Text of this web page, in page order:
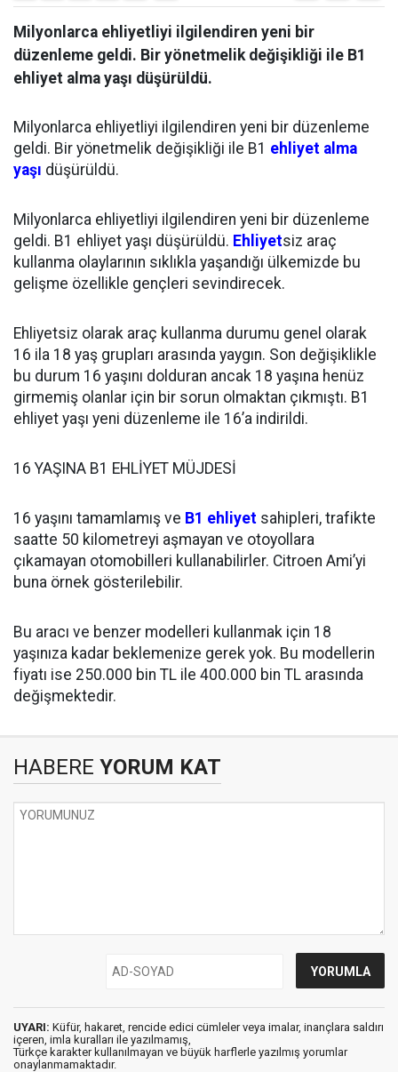
Milyonlarca ehliyetliyi ilgilendiren yeni bir
düzenleme geldi. Bir yönetmelik değişikliği ile B1
ehliyet alma yaşı düşürüldü.
Milyonlarca ehliyetliyi ilgilendiren yeni bir düzenleme
geldi. Bir yönetmelik değişikliği ile B1 ehliyet alma
yaşı düşürüldü.
Milyonlarca ehliyetliyi ilgilendiren yeni bir düzenleme
geldi. B1 ehliyet yaşı düşürüldü. Ehliyetsiz araç
kullanma olaylarının sıklıkla yaşandığı ülkemizde bu
gelişme özellikle gençleri sevindirecek.
Ehliyetsiz olarak araç kullanma durumu genel olarak
16 ila 18 yaş grupları arasında yaygın. Son değişiklikle
bu durum 16 yaşını dolduran ancak 18 yaşına henüz
girmemiş olanlar için bir sorun olmaktan çıkmıştı. B1
ehliyet yaşı yeni düzenleme ile 16’a indirildi.
16 YAŞINA B1 EHLİYET MÜJDESİ
16 yaşını tamamlamış ve B1 ehliyet sahipleri, trafikte
saatte 50 kilometreyi aşmayan ve otoyollara
çıkamayan otomobilleri kullanabilirler. Citroen Ami’yi
buna örnek gösterilebilir.
Bu aracı ve benzer modelleri kullanmak için 18
yaşınıza kadar beklemenize gerek yok. Bu modellerin
fiyatı ise 250.000 bin TL ile 400.000 bin TL arasında
değişmektedir.
HABERE YORUM KAT
UYARI: Küfür, hakaret, rencide edici cümleler veya imalar, inançlara saldırı
içeren, imla kuralları ile yazılmamış,
Türkçe karakter kullanılmayan ve büyük harflerle yazılmış yorumlar
onaylanmamaktadır.